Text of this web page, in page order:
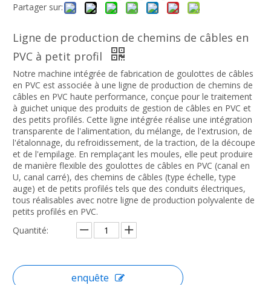
Partager sur:
Ligne de production de chemins de câbles en
PVC à petit profil
Notre machine intégrée de fabrication de goulottes de câbles
en PVC est associée à une ligne de production de chemins de
câbles en PVC haute performance, conçue pour le traitement
à guichet unique des produits de gestion de câbles en PVC et
des petits profilés. Cette ligne intégrée réalise une intégration
transparente de l'alimentation, du mélange, de l'extrusion, de
l'étalonnage, du refroidissement, de la traction, de la découpe
et de l'empilage. En remplaçant les moules, elle peut produire
de manière flexible des goulottes de câbles en PVC (canal en
U, canal carré), des chemins de câbles (type échelle, type
auge) et de petits profilés tels que des conduits électriques,
tous réalisables avec notre ligne de production polyvalente de
petits profilés en PVC.
Quantité:
enquête